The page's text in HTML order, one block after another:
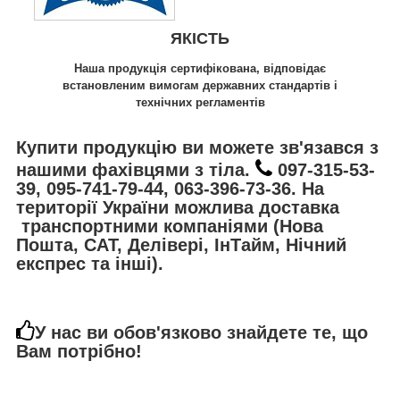
ЯКІСТЬ
Наша продукція сертифікована, відповідає
встановленим вимогам державних стандартів і
технічних регламентів
Купити продукцію ви можете зв'язався з
нашими фахівцями з тіла.
097-315-53-
39, 095-741-79-44, 063-396-73-36. На
території України можлива доставка
транспортними компаніями (Нова
Пошта, САТ, Делівері, ІнТайм, Нічний
експрес та інші).
У нас ви обов'язково знайдете те, що
Вам потрібно!